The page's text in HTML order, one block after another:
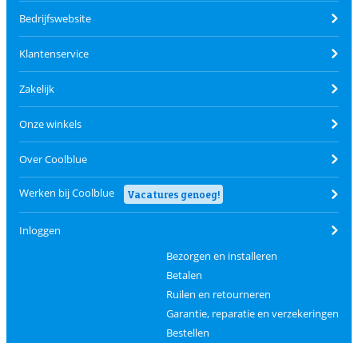
Bedrijfswebsite
Klantenservice
Zakelijk
Onze winkels
Over Coolblue
Werken bij Coolblue Vacatures genoeg!
Inloggen
Bezorgen en installeren
Betalen
Ruilen en retourneren
Garantie, reparatie en verzekeringen
Bestellen